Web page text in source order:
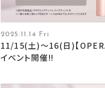
2025.11.14 Fri
11/15(土)〜16(日)【
イベント開催‼︎